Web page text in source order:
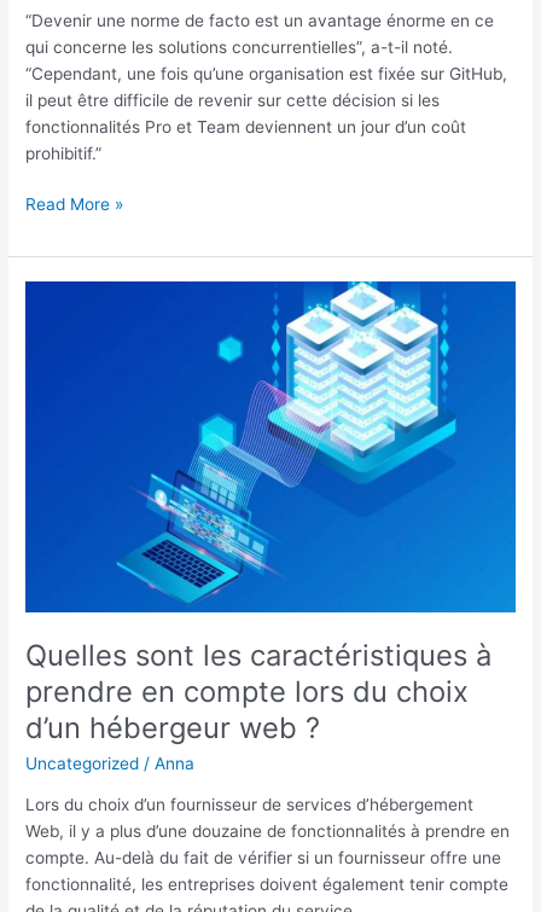
“Devenir une norme de facto est un avantage énorme en ce
qui concerne les solutions concurrentielles”, a-t-il noté.
“Cependant, une fois qu’une organisation est fixée sur GitHub,
il peut être difficile de revenir sur cette décision si les
fonctionnalités Pro et Team deviennent un jour d’un coût
prohibitif.”
GitHub
l’accès
gratuit
Read More »
Quelles sont les caractéristiques à
prendre en compte lors du choix
d’un hébergeur web ?
Uncategorized /Anna
Lors du choix d’un fournisseur de services d’hébergement
Web, il y a plus d’une douzaine de fonctionnalités à prendre en
compte. Au-delà du fait de vérifier si un fournisseur offre une
fonctionnalité, les entreprises doivent également tenir compte